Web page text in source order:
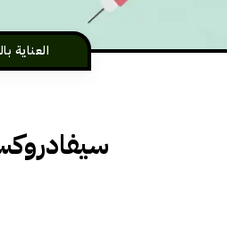
العناية